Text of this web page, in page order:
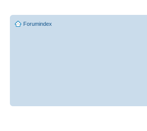
Forumindex